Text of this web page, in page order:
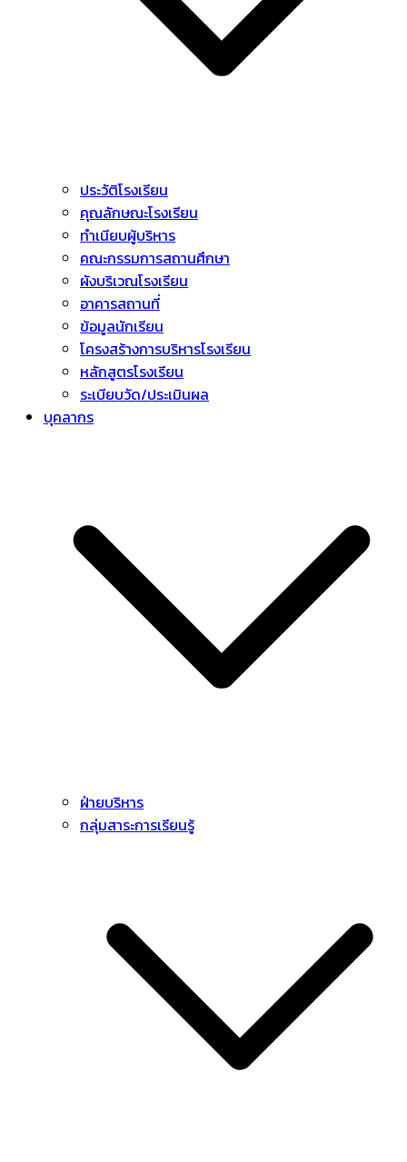
ประวัติโรงเรียน
คุณลักษณะโรงเรียน
ทำเนียบผู้บริหาร
คณะกรรมการสถานศึกษา
ผังบริเวณโรงเรียน
อาคารสถานที่
ข้อมูลนักเรียน
โครงสร้างการบริหารโรงเรียน
หลักสูตรโรงเรียน
ระเบียบวัด/ประเมินผล
บุคลากร
ฝ่ายบริหาร
กลุ่มสาระการเรียนรู้